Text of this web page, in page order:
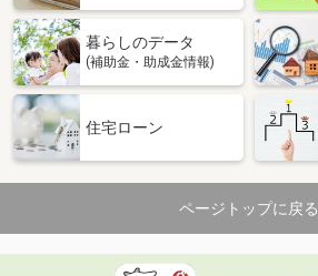
暮らしのデータ
(補助金・助成金情報)
住宅ローン
ページトップに戻る